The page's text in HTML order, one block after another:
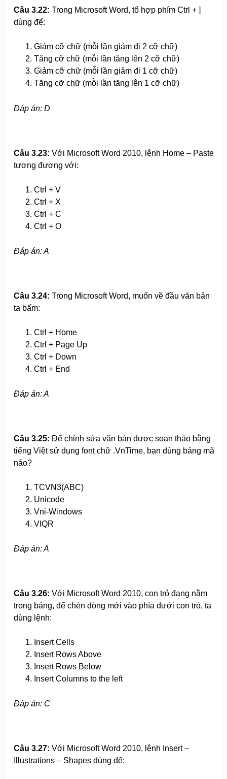
Câu 3.22: Trong Microsoft Word, tổ hợp phím Ctrl + ]
dùng để:
Giảm cỡ chữ (mỗi lần giảm đi 2 cỡ chữ)
Tăng cỡ chữ (mỗi lần tăng lên 2 cỡ chữ)
Giảm cỡ chữ (mỗi lần giảm đi 1 cỡ chữ)
Tăng cỡ chữ (mỗi lần tăng lên 1 cỡ chữ)
Đáp án: D
Câu 3.23: Với Microsoft Word 2010, lệnh Home – Paste
tương đương với:
Ctrl + V
Ctrl + X
Ctrl + C
Ctrl + O
Đáp án: A
Câu 3.24: Trong Microsoft Word, muốn về đầu văn bản
ta bấm:
Ctrl + Home
Ctrl + Page Up
Ctrl + Down
Ctrl + End
Đáp án: A
Câu 3.25: Để chỉnh sửa văn bản được soạn thảo bằng
tiếng Việt sử dụng font chữ .VnTime, bạn dùng bảng mã
nào?
TCVN3(ABC)
Unicode
Vni-Windows
VIQR
Đáp án: A
Câu 3.26: Với Microsoft Word 2010, con trỏ đang nằm
trong bảng, để chèn dòng mới vào phía dưới con trỏ, ta
dùng lệnh:
Insert Cells
Insert Rows Above
Insert Rows Below
Insert Columns to the left
Đáp án: C
Câu 3.27: Với Microsoft Word 2010, lệnh Insert –
Illustrations – Shapes dùng để: